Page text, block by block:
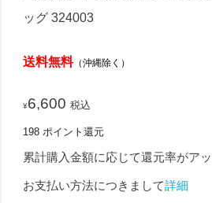
ッグ 324003
送料無料（沖縄除く）
¥6,600 税込
198 ポイント還元
累計購入金額に応じて還元率がア
お支払い方法につきまして詳細